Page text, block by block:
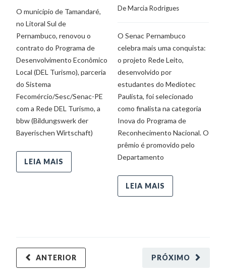
O município de Tamandaré,
no Litoral Sul de
Pernambuco, renovou o
contrato do Programa de
Desenvolvimento Econômico
Local (DEL Turismo), parceria
do Sistema
Fecomércio/Sesc/Senac-PE
com a Rede DEL Turismo, a
bbw (Bildungswerk der
Bayerischen Wirtschaft)
LEIA MAIS
De Marcia Rodrigues
O Senac Pernambuco
celebra mais uma conquista:
o projeto Rede Leito,
desenvolvido por
estudantes do Mediotec
Paulista, foi selecionado
como finalista na categoria
Inova do Programa de
Reconhecimento Nacional. O
prêmio é promovido pelo
Departamento
LEIA MAIS
PRÓXIMO
ANTERIOR